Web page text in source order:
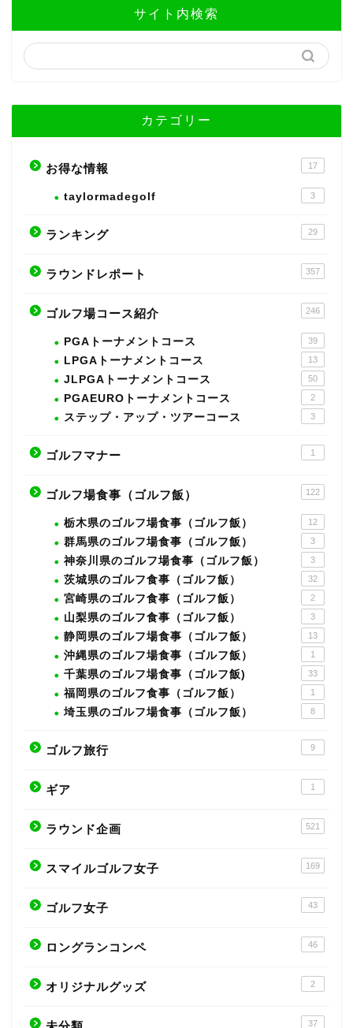
サイト内検索
カテゴリー
お得な情報 17
taylormadegolf 3
ランキング 29
ラウンドレポート 357
ゴルフ場コース紹介 246
PGAトーナメントコース 39
LPGAトーナメントコース 13
JLPGAトーナメントコース 50
PGAEUROトーナメントコース 2
ステップ・アップ・ツアーコース 3
ゴルフマナー 1
ゴルフ場食事（ゴルフ飯） 122
栃木県のゴルフ場食事（ゴルフ飯） 12
群馬県のゴルフ場食事（ゴルフ飯） 3
神奈川県のゴルフ場食事（ゴルフ飯） 3
茨城県のゴルフ食事（ゴルフ飯） 32
宮崎県のゴルフ食事（ゴルフ飯） 2
山梨県のゴルフ食事（ゴルフ飯） 3
静岡県のゴルフ場食事（ゴルフ飯） 13
沖縄県のゴルフ場食事（ゴルフ飯） 1
千葉県のゴルフ場食事（ゴルフ飯) 33
福岡県のゴルフ食事（ゴルフ飯） 1
埼玉県のゴルフ場食事（ゴルフ飯） 8
ゴルフ旅行 9
ギア 1
ラウンド企画 521
スマイルゴルフ女子 169
ゴルフ女子 43
ロングランコンペ 46
オリジナルグッズ 2
37